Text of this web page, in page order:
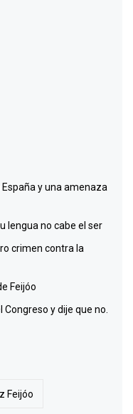
y una amenaza
lengua no cabe el ser
crimen contra la
Feijóo
y dije que no.
Feijóo